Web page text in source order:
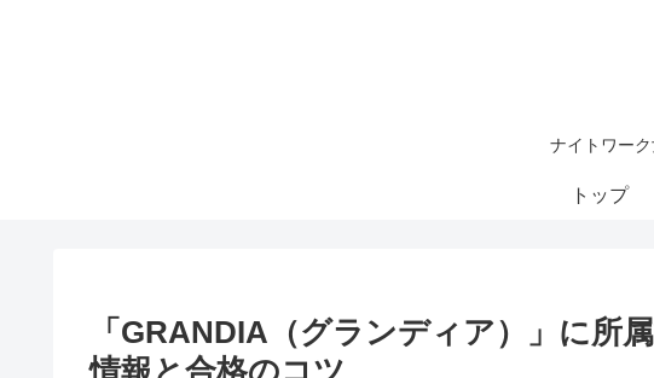
ナイトワー
トップ
「GRANDIA（グランディア）」に所
情報と合格のコツ